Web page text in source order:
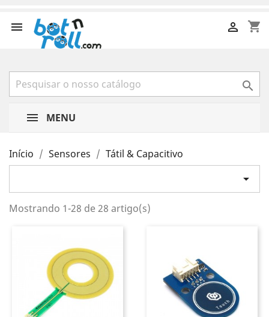
 shopping_cart


MENU
Início Sensores Tátil & Capacitivo

Mostrando 1-28 de 28 artigo(s)